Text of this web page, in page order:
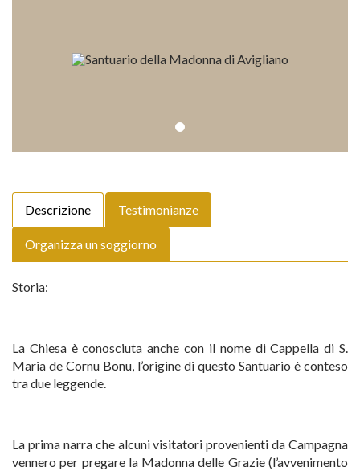
Descrizione Testimonianze
Organizza un soggiorno
Storia:
La Chiesa è conosciuta anche con il nome di Cappella di S.
Maria de Cornu Bonu, l’origine di questo Santuario è conteso
tra due leggende.
La prima narra che alcuni visitatori provenienti da Campagna
vennero per pregare la Madonna delle Grazie (l’avvenimento